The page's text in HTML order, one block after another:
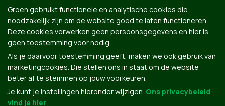
Groen gebruikt functionele en analytische cookies die
noodzakelijk zijn om de website goed te laten functioneren.
Deze cookies verwerken geen persoonsgegevens en hier is
geen toestemming voor nodig.
Als je daarvoor toestemming geeft, maken we ook gebruik van
marketingcookies. Die stellen ons in staat om de website
beter af te stemmen op jouw voorkeuren.
Je kunt je instellingen hieronder wijzigen. Ons privacybeleid
vind je hier.